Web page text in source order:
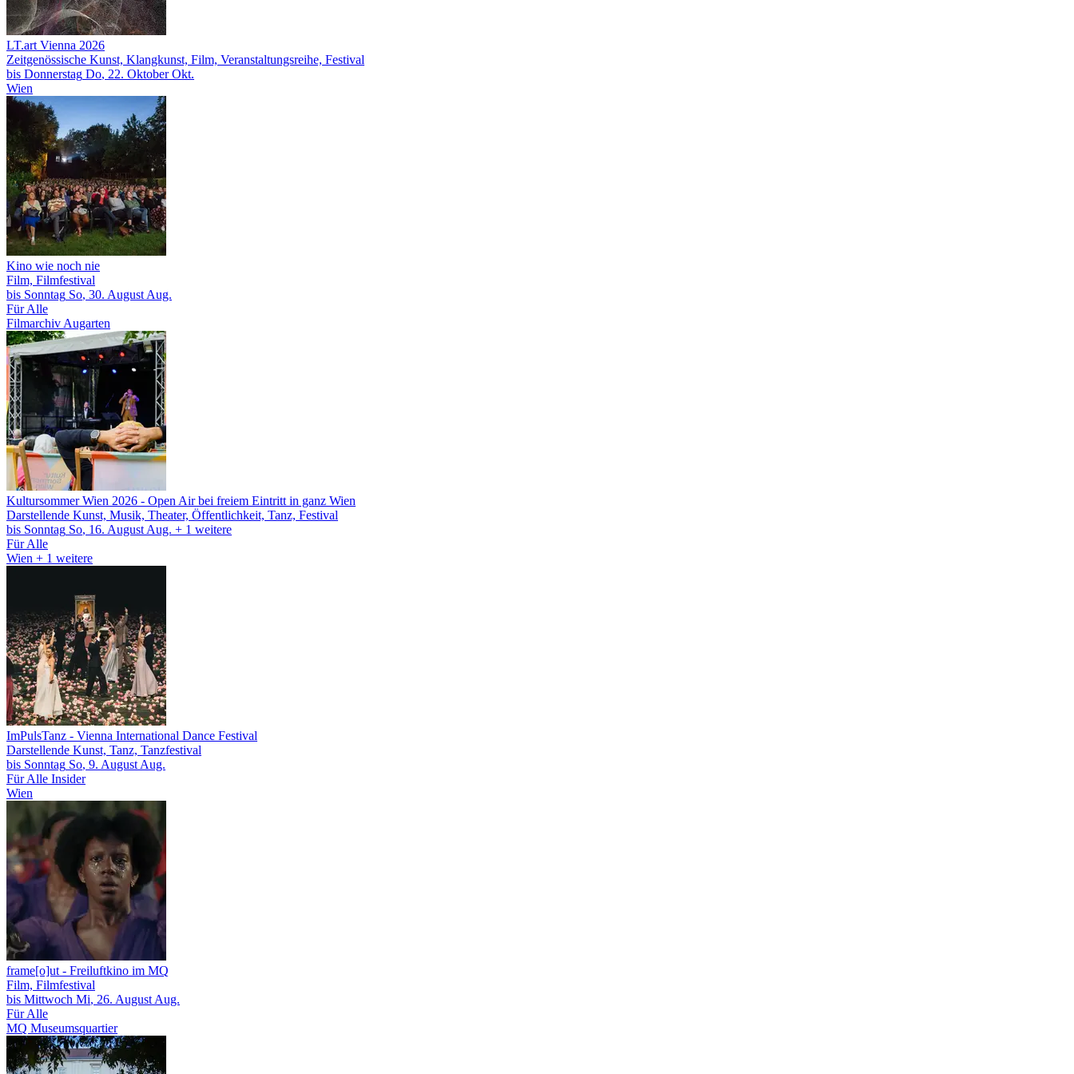
LT.art Vienna 2026
Zeitgenössische Kunst, Klangkunst, Film, Veranstaltungsreihe, Festival
bis Donnerstag Do, 22. Oktober Okt.
Wien
Kino wie noch nie
Film, Filmfestival
bis Sonntag So, 30. August Aug.
Für Alle
Filmarchiv Augarten
Kultursommer Wien 2026 - Open Air bei freiem Eintritt in ganz Wien
Darstellende Kunst, Musik, Theater, Öffentlichkeit, Tanz, Festival
bis Sonntag So, 16. August Aug. + 1 weitere
Für Alle
Wien + 1 weitere
ImPulsTanz - Vienna International Dance Festival
Darstellende Kunst, Tanz, Tanzfestival
bis Sonntag So, 9. August Aug.
Für Alle Insider
Wien
frame[o]ut - Freiluftkino im MQ
Film, Filmfestival
bis Mittwoch Mi, 26. August Aug.
Für Alle
MQ Museumsquartier